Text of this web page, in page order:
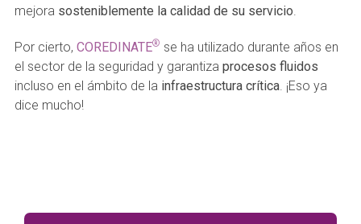
mejora sosteniblemente la calidad de su servicio
Por cierto, COREDINATE® se ha utilizado durante años en
el sector de la seguridad y garantiza procesos fluidos
incluso en el ámbito de la infraestructura crítica . ¡Eso ya
dice mucho!